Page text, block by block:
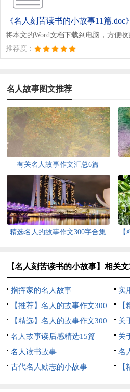
《名人刻苦读书的小故事11篇.doc》
将本文的Word文档下载到电脑，方便
推荐度：
名人故事图文推荐
有关名人故事作文汇总6篇
精选名人的故事作文300字合集
【名人刻苦读书的小故事】相关文
指挥家的名人故事
实
总
【推荐】名人的故事作文300
字四篇
8篇
【精选】名人的故事作文300
字3篇
关
名人故事读后感精选15篇
关
名人读书故事
名
古代名人励志的小故事